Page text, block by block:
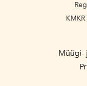
Müügi-